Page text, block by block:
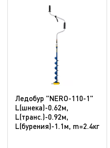
Ледобур "NERO-110-1"
L(шнека)-0.62м,
L(транс.)-0.92м,
L(бурения)-1.1м, m=2.4кг